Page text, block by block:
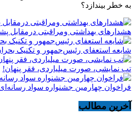
به خطر بیندازد؟
هشدارهاى بهداشتى ومراقبتى درمقابل
شایعه استعفای رئیس‌جمهور و تکنیک
تب نمایشی، صورت میلیاردی، فقر پنهان!
فراخوان چهارمین جشنواره سواد
آخرین مطالب